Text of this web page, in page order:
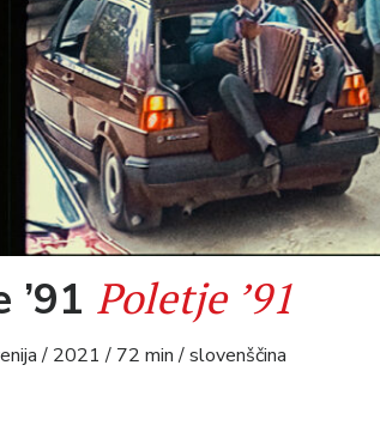
’91 Poletje ’91
/ 2021 / 72 min / slovenščina